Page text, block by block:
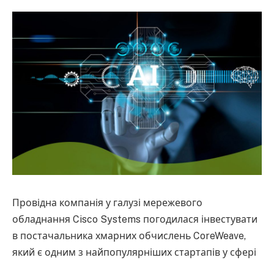
Провідна компанія у галузі мережевого
обладнання Cisco Systems погодилася інвестувати
в постачальника хмарних обчислень CoreWeave,
який є одним з найпопулярніших стартапів у сфері